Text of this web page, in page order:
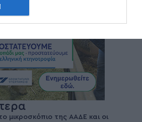
μικροσκόπιο της ΑΑΔΕ και οι